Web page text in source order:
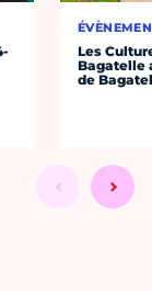
Les
Bagatelle
de